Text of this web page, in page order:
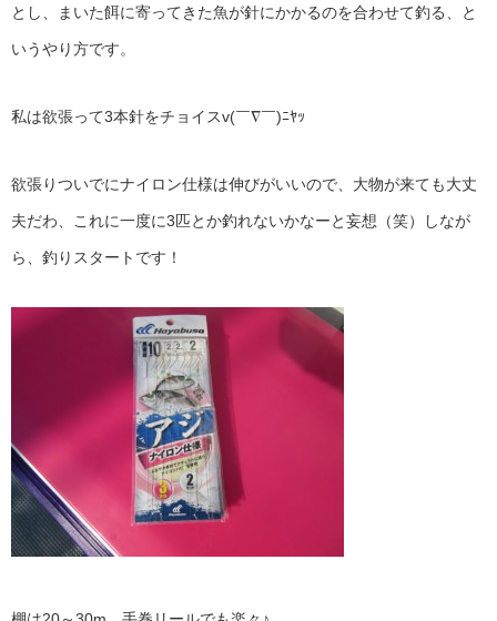
とし、まいた餌に寄ってきた魚が針にかかるのを合わせて釣る、と
いうやり方です。
私は欲張って3本針をチョイスv(￣∇￣)ﾆﾔｯ
欲張りついでにナイロン仕様は伸びがいいので、大物が来ても大丈
夫だわ、これに一度に3匹とか釣れないかなーと妄想（笑）しなが
ら、釣りスタートです！